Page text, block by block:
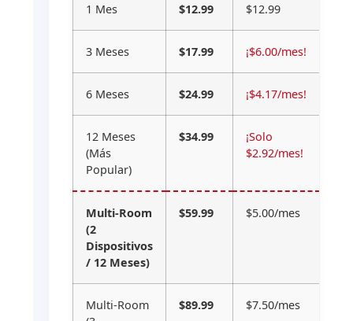
1 Mes $12.99 $12.99
3 Meses $17.99 ¡$6.00/mes!
6 Meses $24.99 ¡$4.17/mes!
12 Meses
(Más
Popular)
$34.99
¡Solo
$2.92/mes!
Multi-Room
(2
Dispositivos
/ 12 Meses)
$59.99 $5.00/mes
Multi-Room
$89.99 $7.50/mes